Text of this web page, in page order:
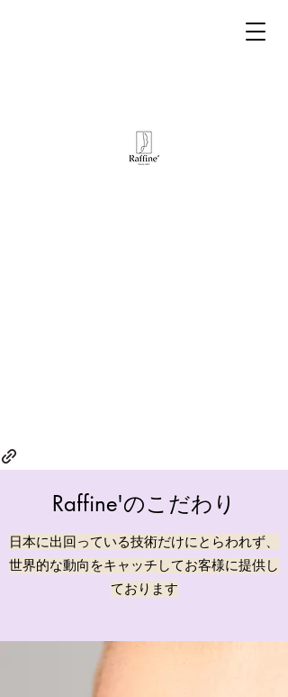
Raffine'のこだわり
​日本に出回っている技術だけにとらわれず、
世界的な動向をキャッチしてお客様に提供し
ております